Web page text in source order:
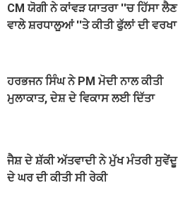
CM ਯੋਗੀ ਨੇ ਕਾਂਵੜ ਯਾਤਰਾ ''ਚ ਹਿੱਸਾ ਲੈਣ
ਵਾਲੇ ਸ਼ਰਧਾਲੂਆਂ ''ਤੇ ਕੀਤੀ ਫੁੱਲਾਂ ਦੀ ਵਰਖਾ
ਹਰਭਜਨ ਸਿੰਘ ਨੇ PM ਮੋਦੀ ਨਾਲ ਕੀਤੀ
ਮੁਲਾਕਾਤ, ਦੇਸ਼ ਦੇ ਵਿਕਾਸ ਲਈ ਦਿੱਤਾ
ਜੈਸ਼ ਦੇ ਸ਼ੱਕੀ ਅੱਤਵਾਦੀ ਨੇ ਮੁੱਖ ਮੰਤਰੀ ਸੁਵੇਂਦੂ
ਦੇ ਘਰ ਦੀ ਕੀਤੀ ਸੀ ਰੇਕੀ